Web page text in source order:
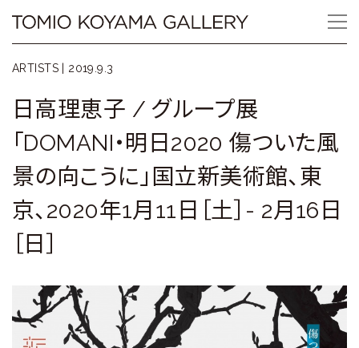
content
Tomio
Koyama
Gallery
小
山
登
美
ャ
ARTISTS | 2019.9.3
日高理恵子 / グループ展
「DOMANI・明日2020 傷ついた風
景の向こうに」国立新美術館、東
京、2020年1月11日［土］- 2月16日
［日］